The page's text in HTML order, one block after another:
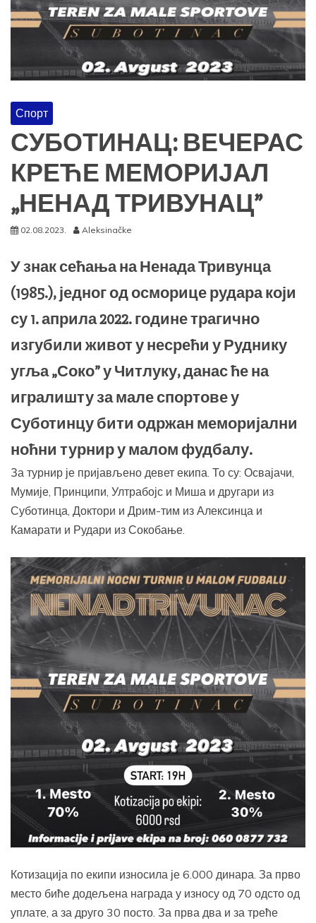
Спорт
СУБОТИНАЦ: ВЕЧЕРАС
КРЕЋЕ МЕМОРИЈАЛ
„НЕНАД ТРИВУНАЦ”
02.08.2023. Aleksinačke
У знак сећања на Ненада Тривунца
(1985.), једног од осморице рудара који
су 1. априла 2022. године трагично
изгубили живот у несрећи у Руднику
угља „Соко” у Читлуку, данас ће на
игралишту за мале спортове у
Суботинцу бити одржан меморијални
ноћни турнир у малом фудбалу.
За турнир је пријављено девет екипа. То су: Освајачи,
Мумије, Принципи, Ултрабојс и Миша и другари из
Суботинца, Доктори и Дрим-тим из Алексинца и
Камарати и Рудари из Сокобање.
Котизација по екипи износила је 6.000 динара. За прво
место биће додељена награда у износу од 70 одсто од
уплате, а за друго 30 посто. За прва два и за треће